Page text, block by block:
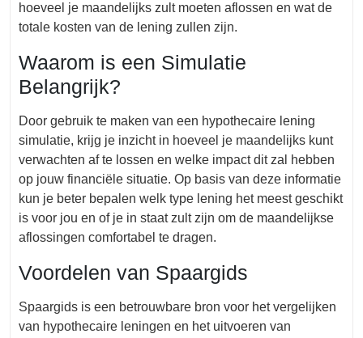
hoeveel je maandelijks zult moeten aflossen en wat de
totale kosten van de lening zullen zijn.
Waarom is een Simulatie
Belangrijk?
Door gebruik te maken van een hypothecaire lening
simulatie, krijg je inzicht in hoeveel je maandelijks kunt
verwachten af te lossen en welke impact dit zal hebben
op jouw financiële situatie. Op basis van deze informatie
kun je beter bepalen welk type lening het meest geschikt
is voor jou en of je in staat zult zijn om de maandelijkse
aflossingen comfortabel te dragen.
Voordelen van Spaargids
Spaargids is een betrouwbare bron voor het vergelijken
van hypothecaire leningen en het uitvoeren van